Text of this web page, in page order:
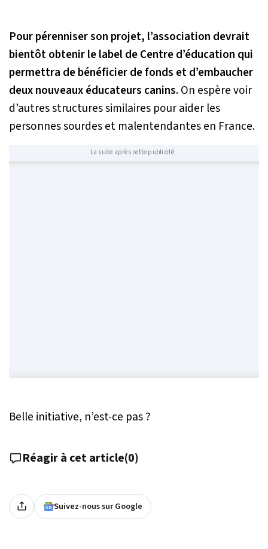
Pour pérenniser son projet, l’association devrait
bientôt obtenir le label de Centre d’éducation qui
permettra de bénéficier de fonds et d’embaucher
deux nouveaux éducateurs canins. On espère voir
d’autres structures similaires pour aider les
personnes sourdes et malentendantes en France.
La suite après cette publicité
Belle initiative, n’est-ce pas ?
Réagir à cet article(0)
Suivez-nous sur Google